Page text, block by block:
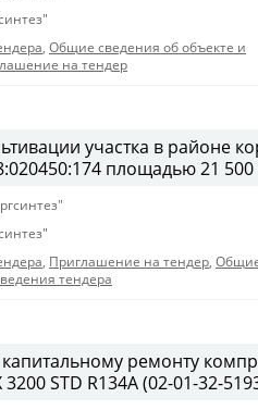
, Общие сведения об объекте и
на тендер
участка в районе
площадью 21
, Приглашение на тендер,
тендера
ремонту
STD R134A (02-01-32-